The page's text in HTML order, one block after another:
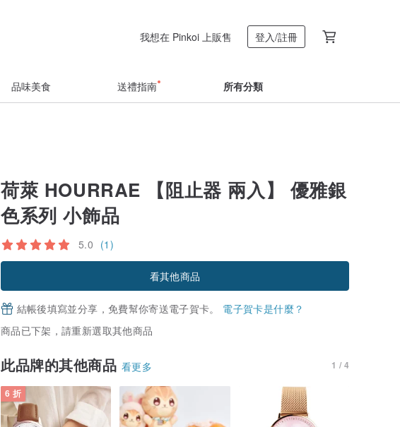
我想在 Pinkoi 上販售 登入/註冊
品味美食 送禮指南 所有分類
荷萊 HOURRAE 【阻止器 兩入】 優雅銀
色系列 小飾品
5.0 (1)
看其他商品
結帳後填寫並分享，免費幫你寄送電子賀卡。 電子賀卡是什麼？
商品已下架，請重新選取其他商品
此品牌的其他商品 看更多 1 / 4
6 折